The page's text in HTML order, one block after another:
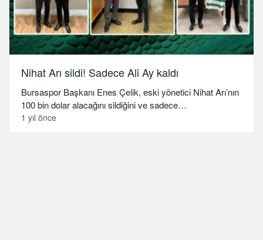
Nihat Arı sildi! Sadece Ali Ay kaldı
Bursaspor Başkanı Enes Çelik, eski yönetici Nihat Arı’nın
100 bin dolar alacağını sildiğini ve sadece…
1 yıl önce